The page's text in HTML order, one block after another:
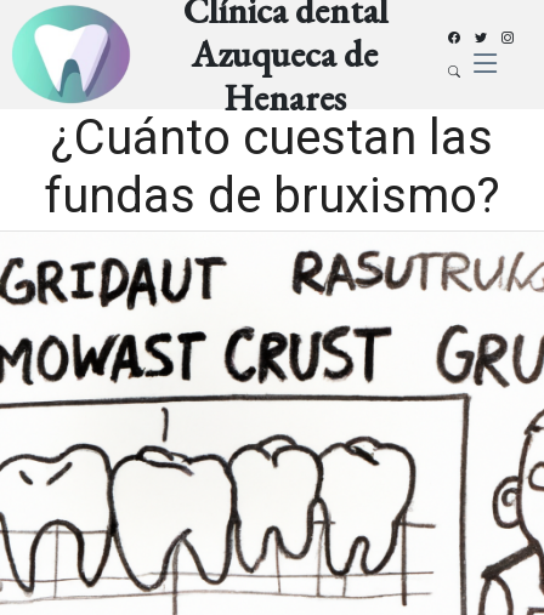
Clínica dental
Azuqueca de
Henares
¿Cuánto cuestan las
fundas de bruxismo?